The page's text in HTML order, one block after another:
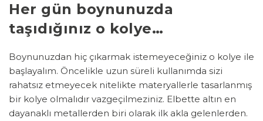
Her gün boynunuzda
taşıdığınız o kolye…
Boynunuzdan hiç çıkarmak istemeyeceğiniz o kolye ile
başlayalım. Öncelikle uzun süreli kullanımda sizi
rahatsız etmeyecek nitelikte materyallerle tasarlanmış
bir kolye olmalıdır vazgeçilmeziniz. Elbette altın en
dayanaklı metallerden biri olarak ilk akla gelenlerden.